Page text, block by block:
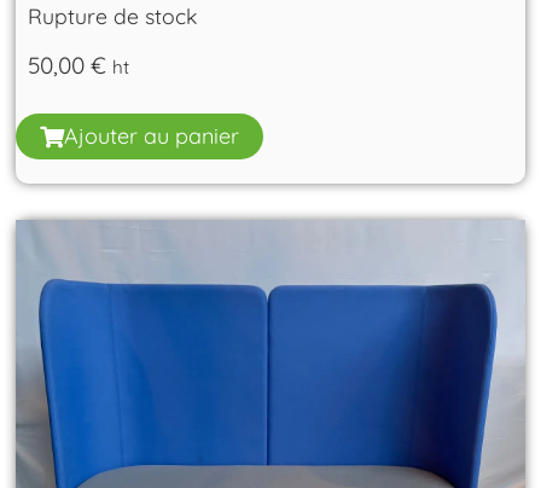
Rupture de stock
50,00€ ht
Ajouter au panier